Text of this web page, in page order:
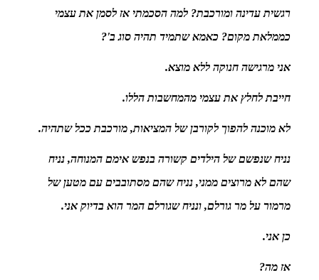
רגשית עדינה ומורכבת? למה הסכמתי אז לסמן את עצמי
כממלאת מקום? כאמא שתמיד תהיה סוג ב'?
אני מרגישה חנוקה ללא מוצא.
חייבת לחלץ את עצמי מהמחשבות הללו.
לא מוכנה להפוך לקורבן של המציאות, מורכבת ככל שתהיה.
נניח שנפשם של הילדים קשורה בנפש אימם המנוחה, נניח
שהם לא מרוצים ממני, נניח שהם מסתובבים עם מטען של
מרמור על מר גורלם, ונניח שגורלם המר הוא בדיוק אני.
כן אני.
אז מה?